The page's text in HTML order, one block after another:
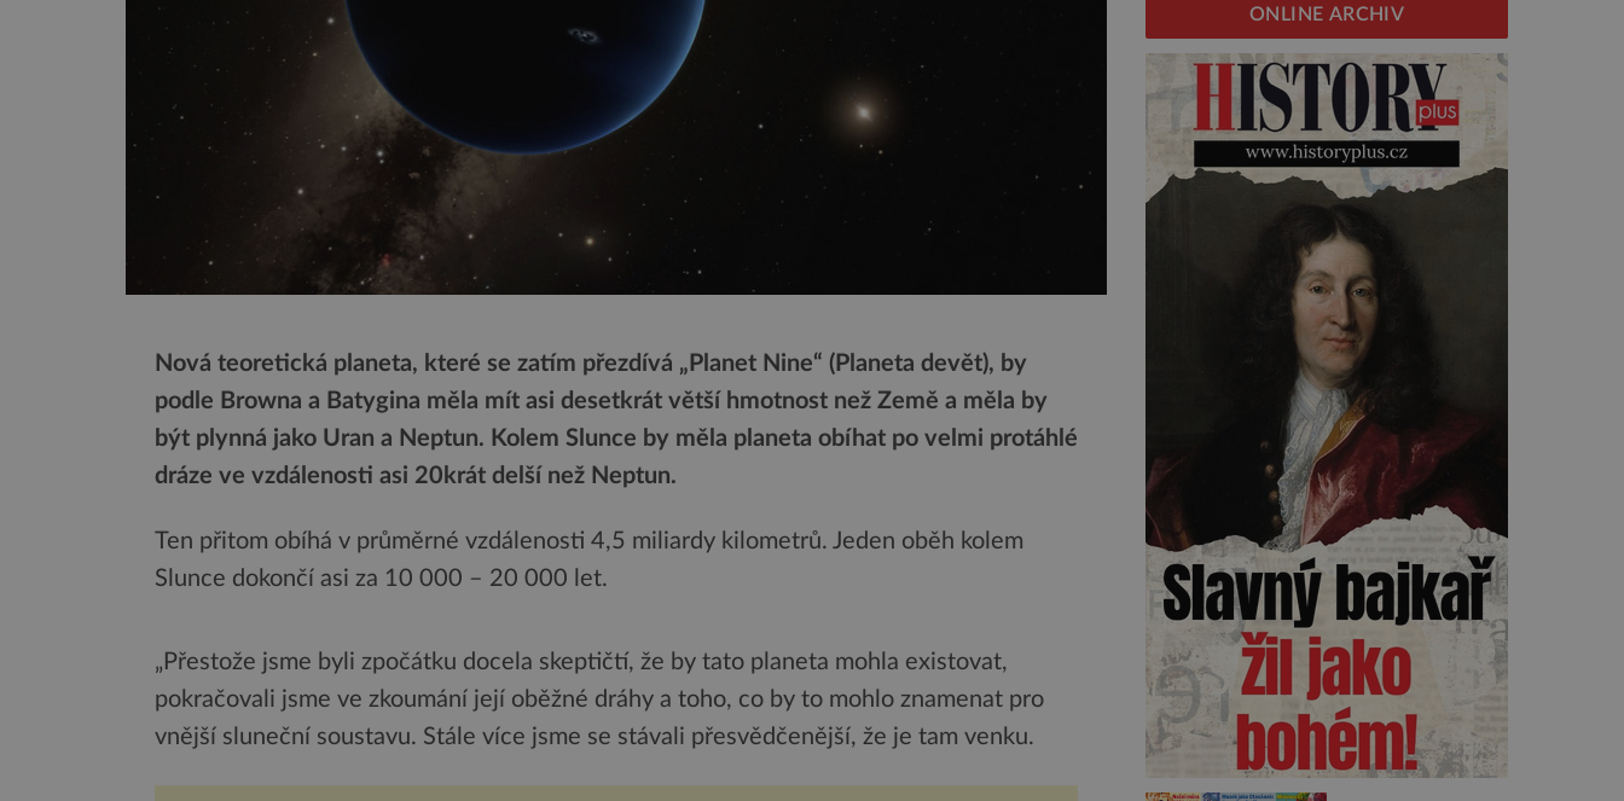
Nová teoretická planeta, které se zatím přezdívá „Planet Nine“ (Planeta devět), by
podle Browna a Batygina měla mít asi desetkrát větší hmotnost než Země a měla by
být plynná jako Uran a Neptun. Kolem Slunce by měla planeta obíhat po velmi protáhlé
dráze ve vzdálenosti asi 20krát delší než Neptun.
Ten přitom obíhá v průměrné vzdálenosti 4,5 miliardy kilometrů. Jeden oběh kolem
Slunce dokončí asi za 10 000 – 20 000 let.
„Přestože jsme byli zpočátku docela skeptičtí, že by tato planeta mohla existovat,
pokračovali jsme ve zkoumání její oběžné dráhy a toho, co by to mohlo znamenat pro
vnější sluneční soustavu. Stále více jsme se stávali přesvědčenější, že je tam venku.
ONLINE ARCHIV